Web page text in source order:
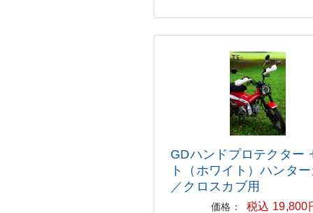
GDハンドプロテクター
ト（ホワ イト）ハンタ
／クロスカブ用
価格：
税込 19,800